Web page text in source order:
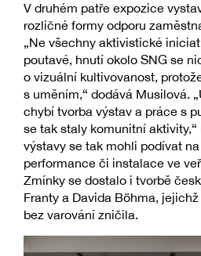
V druhém patře expozice
rozličné formy odporu
„Ne všechny aktivistické
poutavé, hnutí okolo SNG se
o vizuální kultivovanost,
s uměním,“ dodává Musilová.
chybí tvorba výstav a práce s
se tak staly komunitní
výstavy se tak mohli podívat
performance či instalace ve
Zmínky se dostalo i tvorbě
Franty a Davida Böhma, jejichž
bez varování zničila.